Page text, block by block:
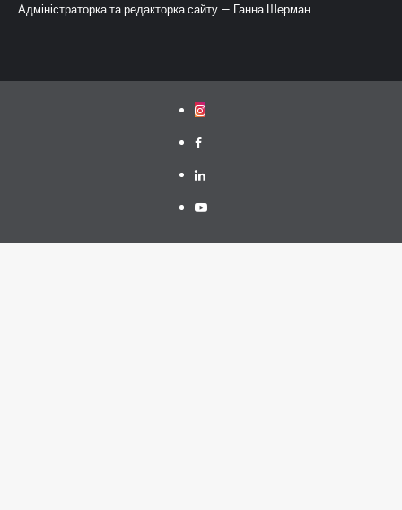
Адміністраторка та редакторка сайту — Ганна Шерман